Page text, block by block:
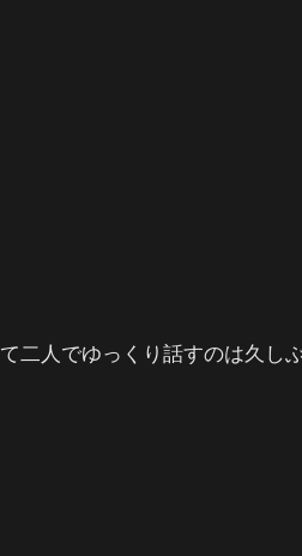
二人でゆっくり話すのは久し